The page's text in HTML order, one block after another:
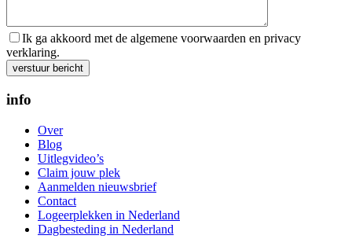
Ik ga akkoord met de algemene voorwaarden en privacy
verklaring.
Gelieve dit veld leeg te laten.
info
Over
Blog
Uitlegvideo’s
Claim jouw plek
Aanmelden nieuwsbrief
Contact
Logeerplekken in Nederland
Dagbesteding in Nederland